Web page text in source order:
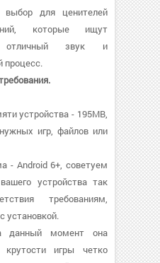
для ценителей
которые ищут
отличный звук и
процесс.
устройства - 195MB,
игр, файлов или
- Android 6+, советуем
устройства так
требованиям,
установкой.
данный момент она
игры четко